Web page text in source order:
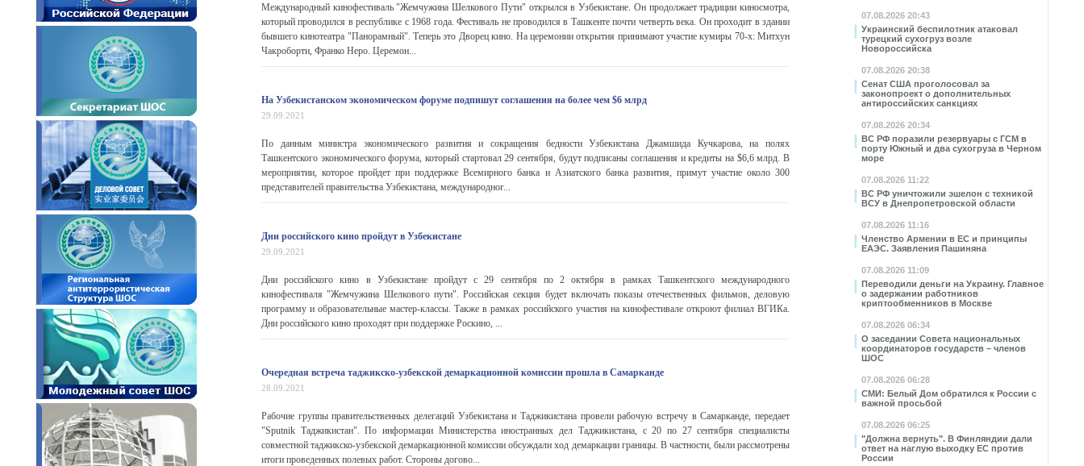
07.08.2026 20:43
Украинский беспилотник атаковал
турецкий сухогруз возле
Новороссийска
07.08.2026 20:38
Сенат США проголосовал за
законопроект о дополнительных
антироссийских санкциях
07.08.2026 20:34
ВС РФ поразили резервуары с ГСМ в
порту Южный и два сухогруза в Черном
море
07.08.2026 11:22
ВС РФ уничтожили эшелон с техникой
ВСУ в Днепропетровской области
07.08.2026 11:16
Членство Армении в ЕС и принципы
ЕАЭС. Заявления Пашиняна
07.08.2026 11:09
Переводили деньги на Украину. Главное
о задержании работников
криптообменников в Москве
07.08.2026 06:34
О заседании Совета национальных
координаторов государств – членов
ШОС
07.08.2026 06:28
СМИ: Белый Дом обратился к России с
важной просьбой
07.08.2026 06:25
"Должна вернуть". В Финляндии дали
ответ на наглую выходку ЕС против
России
Международный кинофестиваль "Жемчужина Шелкового Пути" открылся в Узбекистане. Он продолжает традиции киносмотра,
который проводился в республике с 1968 года. Фестиваль не проводился в Ташкенте почти четверть века. Он проходит в здании
бывшего кинотеатра "Панорамный". Теперь это Дворец кино. На церемонии открытия принимают участие кумиры 70-х: Митхун
Чакроборти, Франко Неро. Церемон...
На Узбекистанском экономическом форуме подпишут соглашения на более чем $6 млрд
29.09.2021
По данным министра экономического развития и сокращения бедности Узбекистана Джамшида Кучкарова, на полях
Ташкентского экономического форума, который стартовал 29 сентября, будут подписаны соглашения и кредиты на $6,6 млрд. В
мероприятии, которое пройдет при поддержке Всемирного банка и Азиатского банка развития, примут участие около 300
представителей правительства Узбекистана, международног...
Дни российского кино пройдут в Узбекистане
29.09.2021
Дни российского кино в Узбекистане пройдут с 29 сентября по 2 октября в рамках Ташкентского международного
кинофестиваля "Жемчужина Шелкового пути". Российская секция будет включать показы отечественных фильмов, деловую
программу и образовательные мастер-классы. Также в рамках российского участия на кинофестивале откроют филиал ВГИКа.
Дни российского кино проходят при поддержке Роскино, ...
Очередная встреча таджикско-узбекской демаркационной комиссии прошла в Самарканде
28.09.2021
Рабочие группы правительственных делегаций Узбекистана и Таджикистана провели рабочую встречу в Самарканде, передает
"Sputnik Таджикистан". По информации Министерства иностранных дел Таджикистана, с 20 по 27 сентября специалисты
совместной таджикско-узбекской демаркационной комиссии обсуждали ход демаркации границы. В частности, были рассмотрены
итоги проведенных полевых работ. Стороны догово...